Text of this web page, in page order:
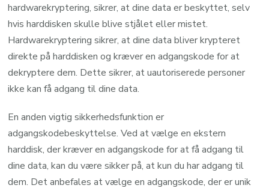
hardwarekryptering, sikrer, at dine data er beskyttet, selv
hvis harddisken skulle blive stjålet eller mistet.
Hardwarekryptering sikrer, at dine data bliver krypteret
direkte på harddisken og kræver en adgangskode for at
dekryptere dem. Dette sikrer, at uautoriserede personer
ikke kan få adgang til dine data.
En anden vigtig sikkerhedsfunktion er
adgangskodebeskyttelse. Ved at vælge en ekstern
harddisk, der kræver en adgangskode for at få adgang til
dine data, kan du være sikker på, at kun du har adgang til
dem. Det anbefales at vælge en adgangskode, der er unik